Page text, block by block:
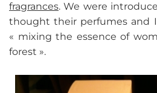
fragrances. We were
thought their perfumes and
« mixing the essence of
forest ».